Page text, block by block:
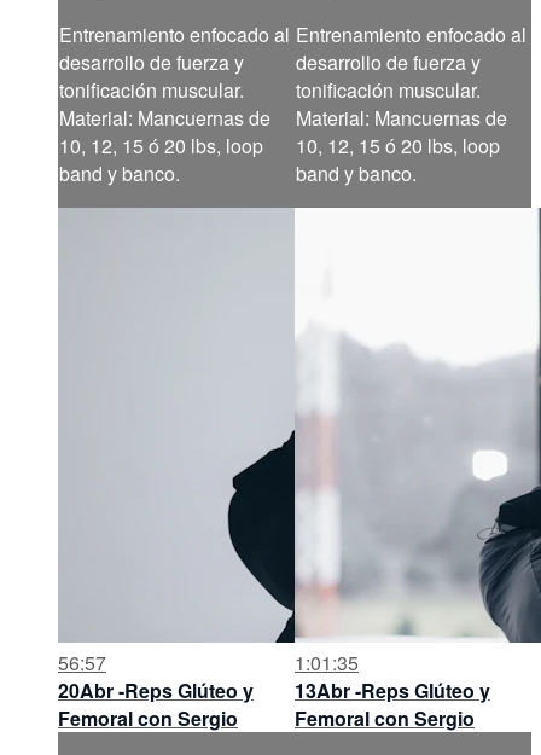
Entrenamiento enfocado al
desarrollo de fuerza y
tonificación muscular.
Material: Mancuernas de
10, 12, 15 ó 20 lbs, loop
band y banco.
Entrenamiento enfocado al
desarrollo de fuerza y
tonificación muscular.
Material: Mancuernas de
10, 12, 15 ó 20 lbs, loop
band y banco.
56:57
20Abr -Reps Glúteo y
Femoral con Sergio
1:01:35
13Abr -Reps Glúteo y
Femoral con Sergio